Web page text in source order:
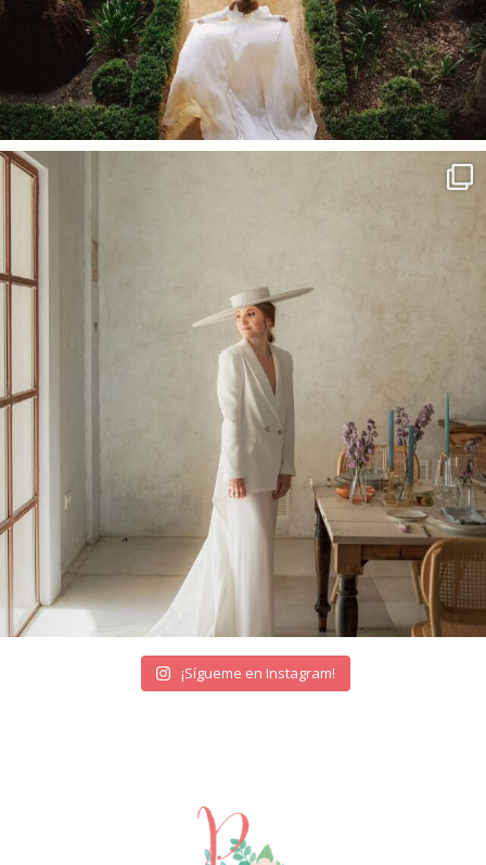
¡Sígueme en Instagram!